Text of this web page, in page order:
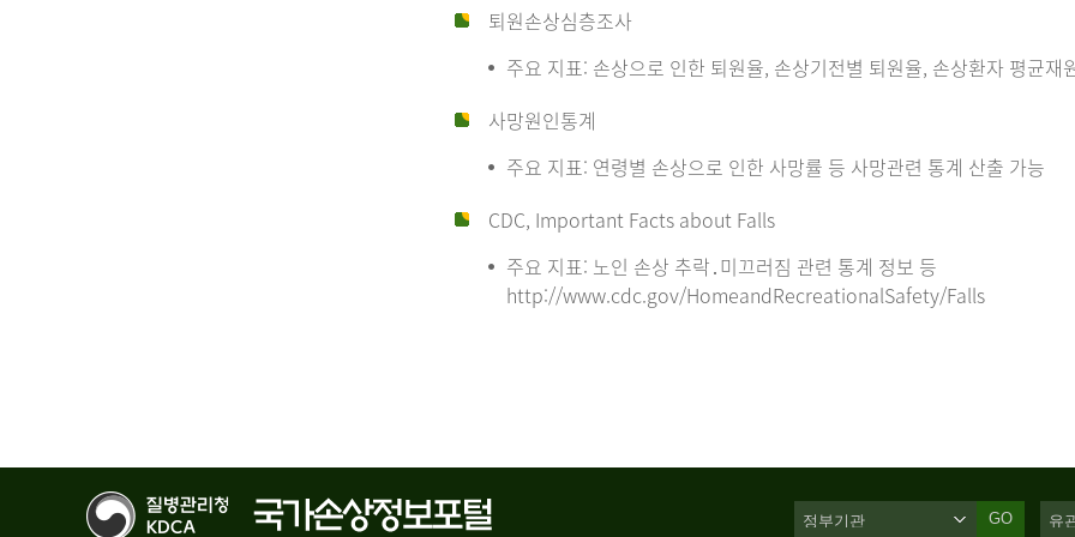
퇴원손상심층조사
주요 지표: 손상으로 인한 퇴원율, 손상기전별 퇴원율, 손상환자 평균재
사망원인통계
주요 지표: 연령별 손상으로 인한 사망률 등 사망관련 통계 산출 가능
CDC, Important Facts about Falls
주요 지표: 노인 손상 추락․미끄러짐 관련 통계 정보 등
http://www.cdc.gov/HomeandRecreationalSafety/Falls
GO